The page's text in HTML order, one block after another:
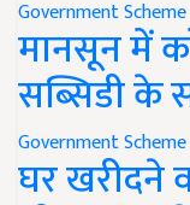
Government Scheme
मानसून में
सब्सिडी के
Government Scheme
घर खरीदने